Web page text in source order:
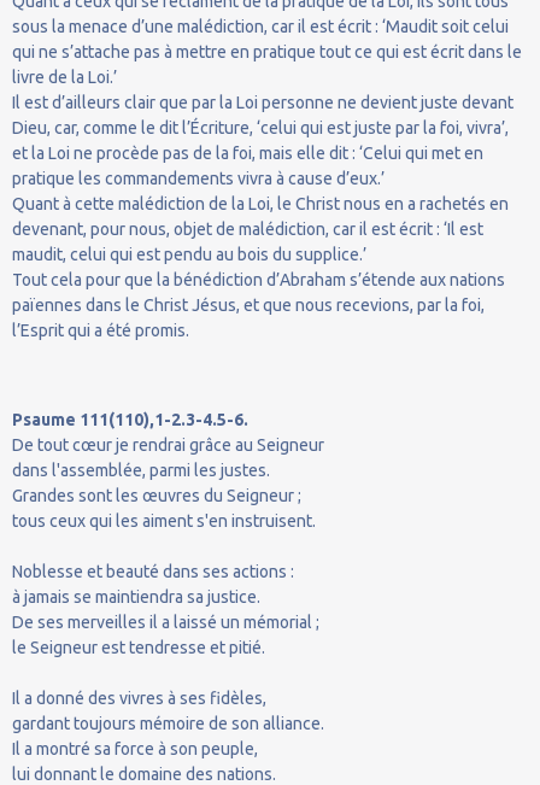
sous la menace d’une malédiction, car il est écrit : ‘Maudit soit celui
qui ne s’attache pas à mettre en pratique tout ce qui est écrit dans le
livre de la Loi.’
Il est d’ailleurs clair que par la Loi personne ne devient juste devant
Dieu, car, comme le dit l’Écriture, ‘celui qui est juste par la foi, vivra’,
et la Loi ne procède pas de la foi, mais elle dit : ‘Celui qui met en
pratique les commandements vivra à cause d’eux.’
Quant à cette malédiction de la Loi, le Christ nous en a rachetés en
devenant, pour nous, objet de malédiction, car il est écrit : ‘Il est
maudit, celui qui est pendu au bois du supplice.’
Tout cela pour que la bénédiction d’Abraham s’étende aux nations
païennes dans le Christ Jésus, et que nous recevions, par la foi,
l’Esprit qui a été promis.
Psaume 111(110),1-2.3-4.5-6.
De tout cœur je rendrai grâce au Seigneur
dans l'assemblée, parmi les justes.
Grandes sont les œuvres du Seigneur ;
tous ceux qui les aiment s'en instruisent.
Noblesse et beauté dans ses actions :
à jamais se maintiendra sa justice.
De ses merveilles il a laissé un mémorial ;
le Seigneur est tendresse et pitié.
Il a donné des vivres à ses fidèles,
gardant toujours mémoire de son alliance.
Il a montré sa force à son peuple,
lui donnant le domaine des nations.